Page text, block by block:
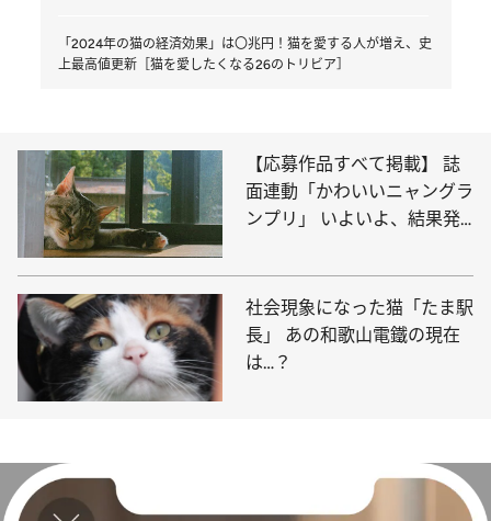
「2024年の猫の経済効果」は〇兆円！猫を愛する人が増え、史
上最高値更新［猫を愛したくなる26のトリビア］
【応募作品すべて掲載】 誌
面連動「かわいいニャングラ
ンプリ」 いよいよ、結果発
社会現象になった猫「たま駅
長」 あの和歌山電鐵の現在
は…？